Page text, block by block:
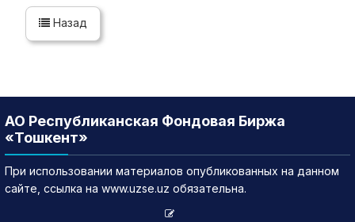
Назад
АО Республиканская Фондовая Биржа
«Тошкент»
При использовании материалов опубликованных на данном
сайте, ссылка на www.uzse.uz обязательна.